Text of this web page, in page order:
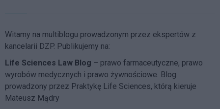
Witamy na multiblogu prowadzonym przez ekspertów z
kancelarii DZP. Publikujemy na:
Life Sciences Law Blog – prawo farmaceutyczne, prawo
wyrobów medycznych i prawo żywnościowe. Blog
prowadzony przez Praktykę Life Sciences, którą kieruje
Mateusz Mądry